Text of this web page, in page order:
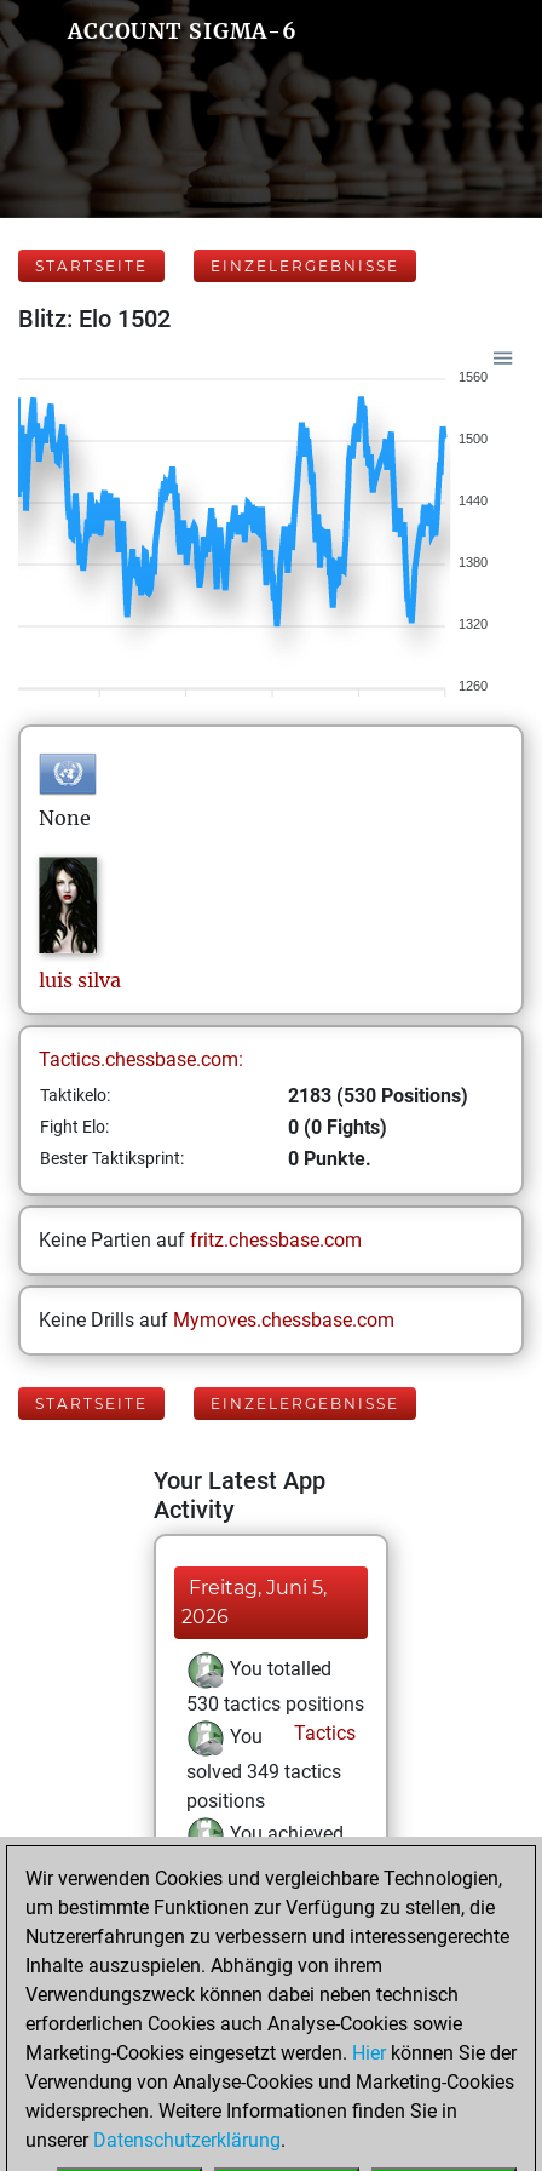
ACCOUNT SIGMA-6
STARTSEITE EINZELERGEBNISSE
Blitz: Elo 1502
1560
1500
1440
1380
1320
1260
None
luis silva
Tactics.chessbase.com:
Taktikelo: 2183 (530 Positions)
Fight Elo: 0 (0 Fights)
Bester Taktiksprint: 0 Punkte.
Keine Partien auf fritz.chessbase.com
Keine Drills auf Mymoves.chessbase.com
STARTSEITE EINZELERGEBNISSE
Your Latest App
Activity
Freitag, Juni 5,
2026
You totalled
530 tactics positions
Tactics
You
solved 349 tactics
positions
You achieved
an Elo of 2182 in
tactics positions
Samstag,
November 30,
2024
You played 400
blitz games
Play
You scored
Wir verwenden Cookies und vergleichbare Technologien,
um bestimmte Funktionen zur Verfügung zu stellen, die
Nutzererfahrungen zu verbessern und interessengerechte
Inhalte auszuspielen. Abhängig von ihrem
Verwendungszweck können dabei neben technisch
erforderlichen Cookies auch Analyse-Cookies sowie
Marketing-Cookies eingesetzt werden. Hierkönnen Sie der
Verwendung von Analyse-Cookies und Marketing-Cookies
widersprechen. Weitere Informationen finden Sie in
unserer Datenschutzerklärung.